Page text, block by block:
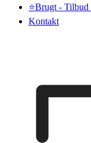
⭐Brugt - Tilbud
Kontakt